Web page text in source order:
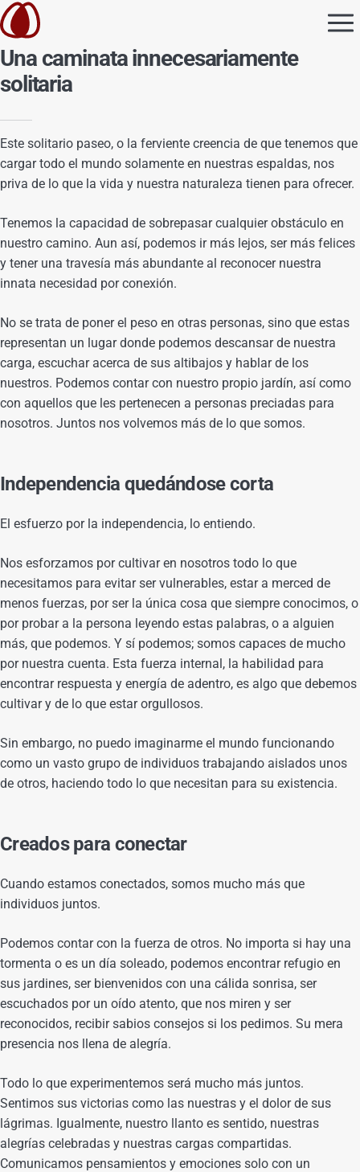
Una caminata innecesariamente
solitaria
Este solitario paseo, o la ferviente creencia de que tenemos que
cargar todo el mundo solamente en nuestras espaldas, nos
priva de lo que la vida y nuestra naturaleza tienen para ofrecer.
Tenemos la capacidad de sobrepasar cualquier obstáculo en
nuestro camino. Aun así, podemos ir más lejos, ser más felices
y tener una travesía más abundante al reconocer nuestra
innata necesidad por conexión.
No se trata de poner el peso en otras personas, sino que estas
representan un lugar donde podemos descansar de nuestra
carga, escuchar acerca de sus altibajos y hablar de los
nuestros. Podemos contar con nuestro propio jardín, así como
con aquellos que les pertenecen a personas preciadas para
nosotros. Juntos nos volvemos más de lo que somos.
Independencia quedándose corta
El esfuerzo por la independencia, lo entiendo.
Nos esforzamos por cultivar en nosotros todo lo que
necesitamos para evitar ser vulnerables, estar a merced de
menos fuerzas, por ser la única cosa que siempre conocimos, o
por probar a la persona leyendo estas palabras, o a alguien
más, que podemos. Y sí podemos; somos capaces de mucho
por nuestra cuenta. Esta fuerza internal, la habilidad para
encontrar respuesta y energía de adentro, es algo que debemos
cultivar y de lo que estar orgullosos.
Sin embargo, no puedo imaginarme el mundo funcionando
como un vasto grupo de individuos trabajando aislados unos
de otros, haciendo todo lo que necesitan para su existencia.
Creados para conectar
Cuando estamos conectados, somos mucho más que
individuos juntos.
Podemos contar con la fuerza de otros. No importa si hay una
tormenta o es un día soleado, podemos encontrar refugio en
sus jardines, ser bienvenidos con una cálida sonrisa, ser
escuchados por un oído atento, que nos miren y ser
reconocidos, recibir sabios consejos si los pedimos. Su mera
presencia nos llena de alegría.
Todo lo que experimentemos será mucho más juntos.
Sentimos sus victorias como las nuestras y el dolor de sus
lágrimas. Igualmente, nuestro llanto es sentido, nuestras
alegrías celebradas y nuestras cargas compartidas.
Comunicamos pensamientos y emociones solo con un